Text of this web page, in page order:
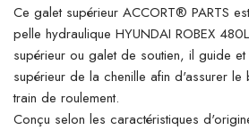
Ce galet supérieur ACCORT® PARTS
pelle hydraulique HYUNDAI ROBEX
supérieur ou galet de soutien, il guide et
supérieur de la chenille afin d'assurer le
train de roulement.
Conçu selon les caractéristiques